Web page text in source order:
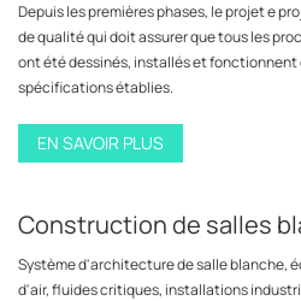
Depuis les premières phases, le projet e
de qualité qui doit assurer que tous les
ont été dessinés, installés et
spécifications établies.
EN SAVOIR PLUS
Construction de salles
Système d'architecture de salle blanche,
d'air, fluides critiques, installations